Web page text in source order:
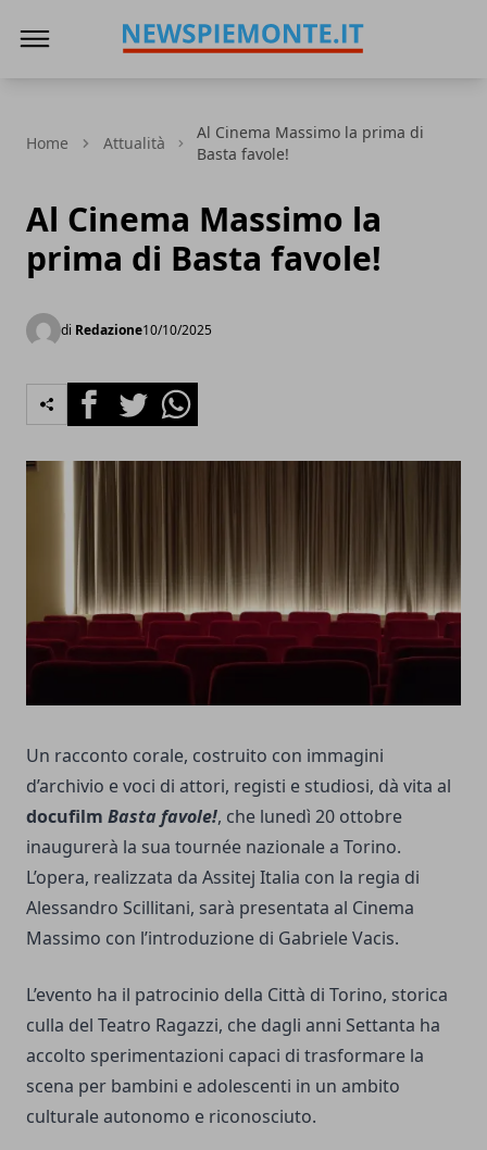
Home Attualità
Al Cinema Massimo la prima di
Basta favole!
Al Cinema Massimo la
prima di Basta favole!
di Redazione10/10/2025
FacebookTwitterWhatsapp
Un racconto corale, costruito con immagini
d’archivio e voci di attori, registi e studiosi, dà vita al
docufilm Basta favole!, che lunedì 20 ottobre
inaugurerà la sua tournée nazionale a Torino.
L’opera, realizzata da Assitej Italia con la regia di
Alessandro Scillitani, sarà presentata al Cinema
Massimo con l’introduzione di Gabriele Vacis.
L’evento ha il patrocinio della Città di Torino, storica
culla del Teatro Ragazzi, che dagli anni Settanta ha
accolto sperimentazioni capaci di trasformare la
scena per bambini e adolescenti in un ambito
culturale autonomo e riconosciuto.